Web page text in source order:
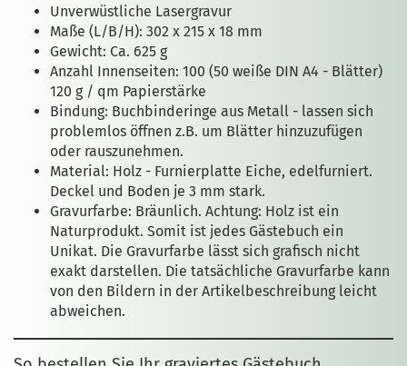
Unverwüstliche Lasergravur
Maße (L/B/H): 302 x 215 x 18 mm
Gewicht: Ca. 625 g
Anzahl Innenseiten: 100 (50 weiße DIN A4 - Blätter)
120 g / qm Papierstärke
Bindung: Buchbinderinge aus Metall - lassen sich
problemlos öffnen z.B. um Blätter hinzuzufügen
oder rauszunehmen.
Material: Holz - Furnierplatte Eiche, edelfurniert.
Deckel und Boden je 3 mm stark.
Gravurfarbe: Bräunlich. Achtung: Holz ist ein
Naturprodukt. Somit ist jedes Gästebuch ein
Unikat. Die Gravurfarbe lässt sich grafisch nicht
exakt darstellen. Die tatsächliche Gravurfarbe kann
von den Bildern in der Artikelbeschreibung leicht
abweichen.